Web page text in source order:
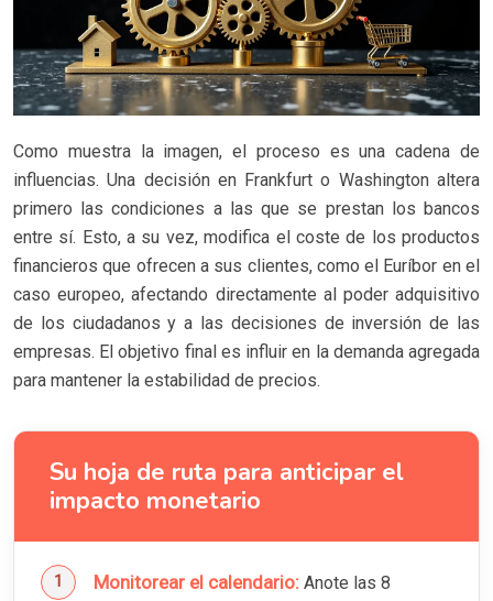
Como muestra la imagen, el proceso es una cadena de
influencias. Una decisión en Frankfurt o Washington altera
primero las condiciones a las que se prestan los bancos
entre sí. Esto, a su vez, modifica el coste de los productos
financieros que ofrecen a sus clientes, como el Euríbor en el
caso europeo, afectando directamente al poder adquisitivo
de los ciudadanos y a las decisiones de inversión de las
empresas. El objetivo final es influir en la demanda agregada
para mantener la estabilidad de precios.
Su hoja de ruta para anticipar el
impacto monetario
Monitorear el calendario: Anote las 8